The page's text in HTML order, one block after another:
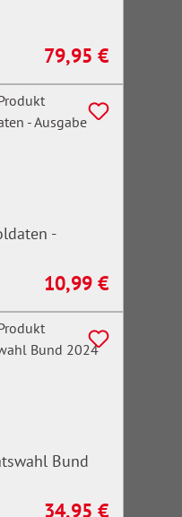
Regulärer Preis:
79,95 €
-
Regulärer Preis:
10,99 €
Bund
Regulärer Preis:
34,95 €